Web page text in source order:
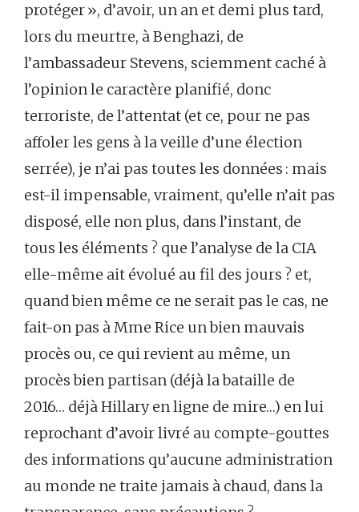
protéger », d’avoir, un an et demi plus tard,
lors du meurtre, à Benghazi, de
l’ambassadeur Stevens, sciemment caché à
l’opinion le caractère planifié, donc
terroriste, de l’attentat (et ce, pour ne pas
affoler les gens à la veille d’une élection
serrée), je n’ai pas toutes les données : mais
est-il impensable, vraiment, qu’elle n’ait pas
disposé, elle non plus, dans l’instant, de
tous les éléments ? que l’analyse de la CIA
elle-même ait évolué au fil des jours ? et,
quand bien même ce ne serait pas le cas, ne
fait-on pas à Mme Rice un bien mauvais
procès ou, ce qui revient au même, un
procès bien partisan (déjà la bataille de
2016… déjà Hillary en ligne de mire…) en lui
reprochant d’avoir livré au compte-gouttes
des informations qu’aucune administration
au monde ne traite jamais à chaud, dans la